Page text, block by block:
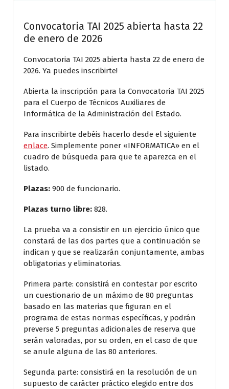
Convocatoria TAI 2025 abierta hasta 22
de enero de 2026
Convocatoria TAI 2025 abierta hasta 22 de enero de
2026. Ya puedes inscribirte!
Abierta la inscripción para la Convocatoria TAI 2025
para el Cuerpo de Técnicos Auxiliares de
Informática de la Administración del Estado.
Para inscribirte debéis hacerlo desde el siguiente
enlace. Simplemente poner «INFORMATICA» en el
cuadro de búsqueda para que te aparezca en el
listado.
Plazas: 900 de funcionario.
Plazas turno libre: 828.
La prueba va a consistir en un ejercicio único que
constará de las dos partes que a continuación se
indican y que se realizarán conjuntamente, ambas
obligatorias y eliminatorias.
Primera parte: consistirá en contestar por escrito
un cuestionario de un máximo de 80 preguntas
basado en las materias que figuran en el
programa de estas normas específicas, y podrán
preverse 5 preguntas adicionales de reserva que
serán valoradas, por su orden, en el caso de que
se anule alguna de las 80 anteriores.
Segunda parte: consistirá en la resolución de un
supuesto de carácter práctico elegido entre dos